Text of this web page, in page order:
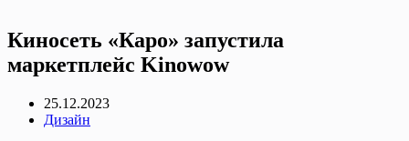
Киносеть «Каро» запустила
маркетплейс Kinowow
25.12.2023
Дизайн